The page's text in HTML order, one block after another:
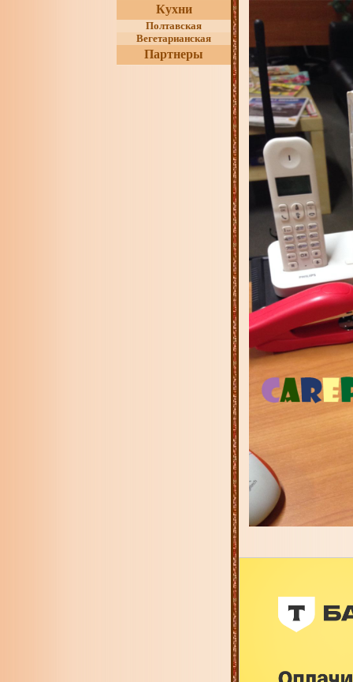
Кухни
Полтавская
Вегетарианская
Партнеры